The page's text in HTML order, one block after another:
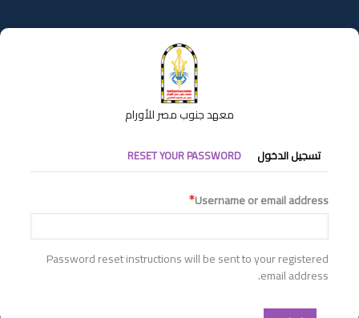
إلى
المحتوى
معهد جنوب مصر للأورام
التبويبات
الأساسية
تسجيل الدخول RESET YOUR PASSWORD
Username or email address
Password reset instructions will be sent to your registered
email address.